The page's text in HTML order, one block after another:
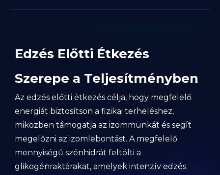
Edzés Előtti Étkezés
Szerepe a Teljesítményben
Az edzés előtti étkezés célja, hogy megfelelő
energiát biztosítson a fizikai terheléshez,
miközben támogatja az izommunkát és segít
megelőzni az izomlebontást. A megfelelő
mennyiségű szénhidrát feltölti a
glikogénraktárakat, amelyek intenzív edzés